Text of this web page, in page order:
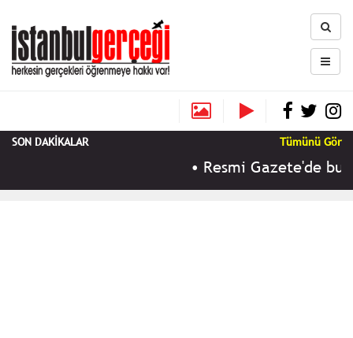
SON DAKİKALAR Tümünü Gör
•Resmi Gazete'de